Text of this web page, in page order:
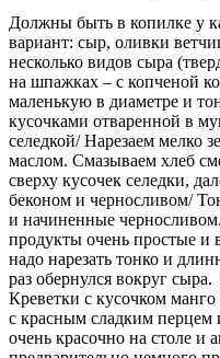
Должны быть в копилке у
вариант: сыр, оливки
несколько видов сыра
на шпажках – с копченой
маленькую в диаметре и
кусочками отваренной в
селедкой/ Нарезаем мелко
маслом. Смазываем хлеб
сверху кусочек селедки,
беконом и черносливом/
и начиненные
продукты очень простые и
надо нарезать тонко и
раз обернулся вокруг
Креветки с кусочком
с красным сладким перцем
очень красочно на столе и